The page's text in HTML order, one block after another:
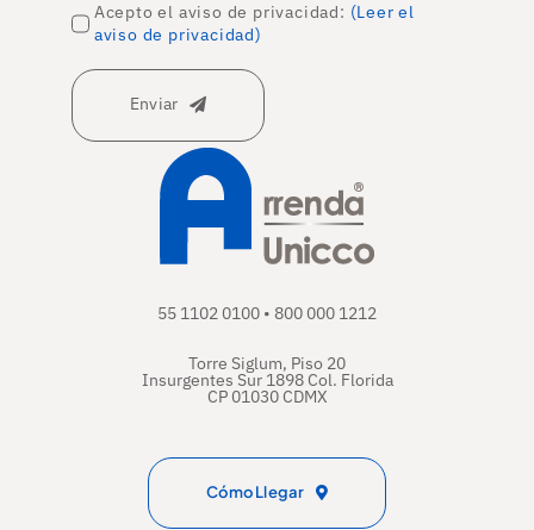
Acepto el aviso de privacidad: (Leer el
aviso de privacidad)
Enviar
55 1102 0100 • 800 000 1212
Torre Siglum, Piso 20
Insurgentes Sur 1898 Col. Florida
CP 01030 CDMX
Cómo Llegar